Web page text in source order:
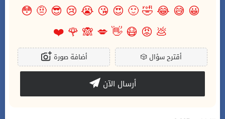
😀
😅
😂
🤣
🙂
😍
😘
😭
😢
😎
🤨
😳
💩
😡
😷
👋
💋
🙈
🌹
❤️
🎲أقترح سؤال أضافة صورة
أرسال الآن